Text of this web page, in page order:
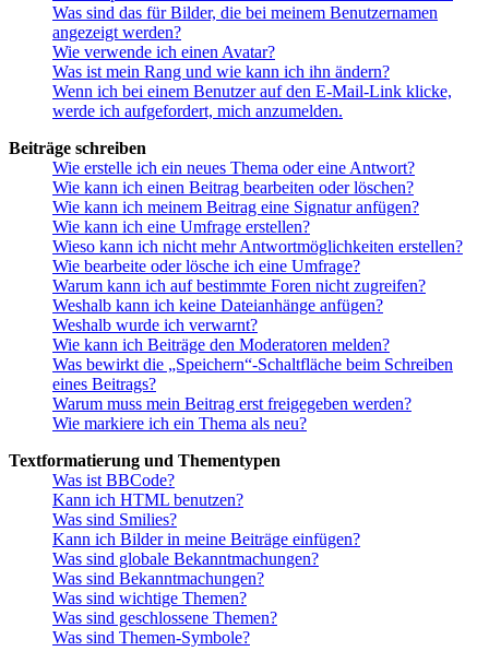
Was sind das für Bilder, die bei meinem Benutzernamen
angezeigt werden?
Wie verwende ich einen Avatar?
Was ist mein Rang und wie kann ich ihn ändern?
Wenn ich bei einem Benutzer auf den E-Mail-Link klicke,
werde ich aufgefordert, mich anzumelden.
Beiträge schreiben
Wie erstelle ich ein neues Thema oder eine Antwort?
Wie kann ich einen Beitrag bearbeiten oder löschen?
Wie kann ich meinem Beitrag eine Signatur anfügen?
Wie kann ich eine Umfrage erstellen?
Wieso kann ich nicht mehr Antwortmöglichkeiten erstellen?
Wie bearbeite oder lösche ich eine Umfrage?
Warum kann ich auf bestimmte Foren nicht zugreifen?
Weshalb kann ich keine Dateianhänge anfügen?
Weshalb wurde ich verwarnt?
Wie kann ich Beiträge den Moderatoren melden?
Was bewirkt die „Speichern“-Schaltfläche beim Schreiben
eines Beitrags?
Warum muss mein Beitrag erst freigegeben werden?
Wie markiere ich ein Thema als neu?
Textformatierung und Thementypen
Was ist BBCode?
Kann ich HTML benutzen?
Was sind Smilies?
Kann ich Bilder in meine Beiträge einfügen?
Was sind globale Bekanntmachungen?
Was sind Bekanntmachungen?
Was sind wichtige Themen?
Was sind geschlossene Themen?
Was sind Themen-Symbole?